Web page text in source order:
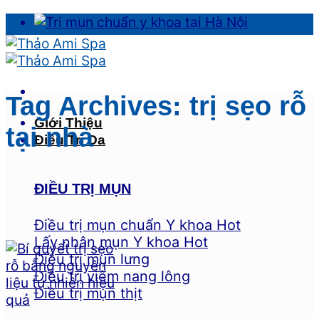
Skip
to
content
Giới Thiệu
Điều Trị Da
ĐIỀU TRỊ MỤN
Điều trị mụn chuẩn Y khoa
Lấy nhân mụn Y khoa
Điều trị mụn lưng
Điều trị viêm nang lông
Điều trị mụn thịt
Tag Archives: trị sẹo rỗ
tại nhà